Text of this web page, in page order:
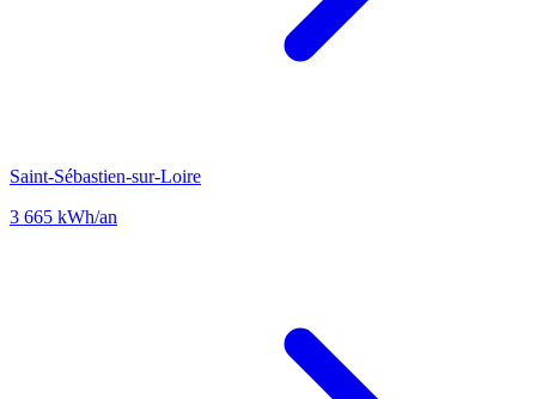
Saint-Sébastien-sur-Loire
3 665 kWh/an